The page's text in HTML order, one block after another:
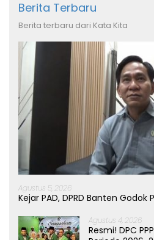
Berita Terbaru
Berita terbaru dari Kata Kita
Agustus 5, 2026
Kejar PAD, DPRD Banten
Agustus 4, 2026
Resmi! DPC